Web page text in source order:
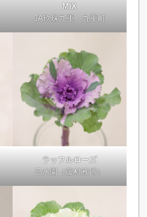
MIX
JA玖珠九重 九重町
ラッフルローズ
玉水園（藤村雅博）